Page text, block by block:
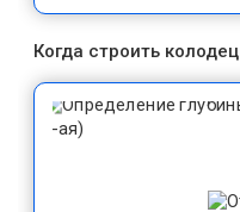
Когда строить колодец